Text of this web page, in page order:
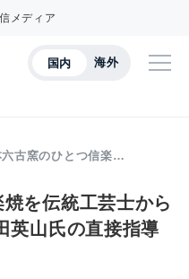
メディア
国内 海外
六古窯のひとつ信楽…
を伝統工芸士から
英山氏の直接指導